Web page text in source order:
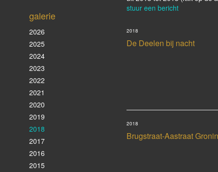
stuur een bericht
De Deelen bij nacht
2018
Brugstraat-Aastraat
2018
galerie
2026
2025
2024
2023
2022
2021
2020
2019
2018
2017
2016
2015